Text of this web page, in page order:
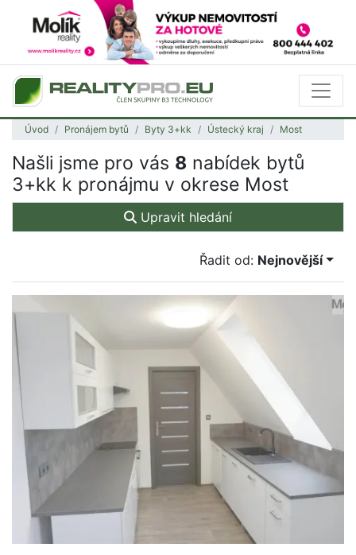
Úvod Pronájem bytů Byty 3+kk Ústecký kraj Most
Našli jsme pro vás 8 nabídek bytů
3+kk k pronájmu v okrese Most
Upravit hledání
Řadit od: Nejnovější